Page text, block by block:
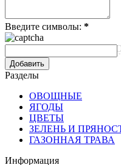
Введите символы: *
Разделы
ОВОЩНЫЕ
ЯГОДЫ
ЦВЕТЫ
ЗЕЛЕНЬ И
ГАЗОННАЯ ТРАВА
Информация